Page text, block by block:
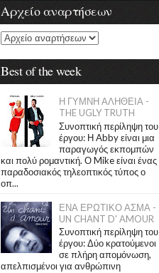
Αρχείο αναρτήσεων
Best of the week
Η ΓΥΜΝΗ ΑΛΗΘΕΙΑ -
THE UGLY TRUTH
Συνοπτική περίληψη του
έργου: Η Abby είναι μια
παραγωγός εκπομπών
και πολύ ρομαντική. Ο Mike είναι ένας
παραδοσιακός τηλεοπτικός τύπος ο
οπ...
ΕΝΑ ΕΡΩΤΙΚΟ ΑΣΜΑ -
UN CHANT D' AMOUR
Συνοπτική περίληψη του
έργου: Δύο κρατούμενοι
σε πλήρη απομόνωση,
απελπισμένοι για ανθρώπινη